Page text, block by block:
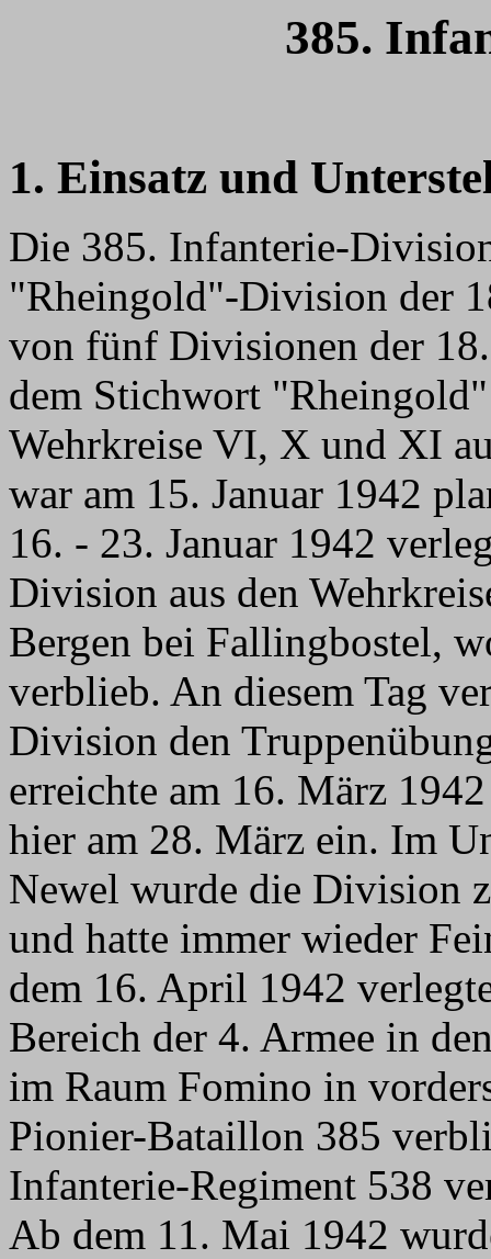
385.
1. Einsatz und
Die 385. Infanterie-
"Rheingold"-Division der
von fünf Divisionen der
dem Stichwort
Wehrkreise VI, X und XI
war am 15. Januar 1942
16. - 23. Januar 1942
Division aus den
Bergen bei Fallingbostel,
verblieb. An diesem Tag
Division den
erreichte am 16. März
hier am 28. März ein. Im
Newel wurde die Division
und hatte immer wieder
dem 16. April 1942
Bereich der 4. Armee in
im Raum Fomino in
Pionier-Bataillon 385
Infanterie-Regiment 538
Ab dem 11. Mai 1942